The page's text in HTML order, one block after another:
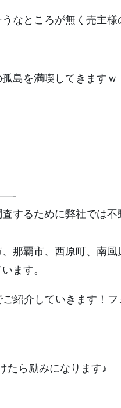
なところが無く売主様
島を満喫してきますｗ
するために弊社では不
那覇市、西原町、南
ます。
紹介していきます！フ
たら励みになります♪